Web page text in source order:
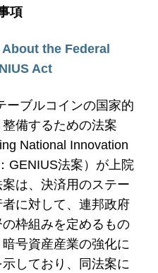
項
the Federal
Act
ーブルコインの国家的
備するための法案
National Innovation
GENIUS法案）が上院
は、決済用のステー
に対して、連邦政府
枠組みを定めるもの
号資産産業の強化に
しており、同法案に